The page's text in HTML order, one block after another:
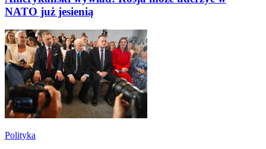
NATO już jesienią
Polityka